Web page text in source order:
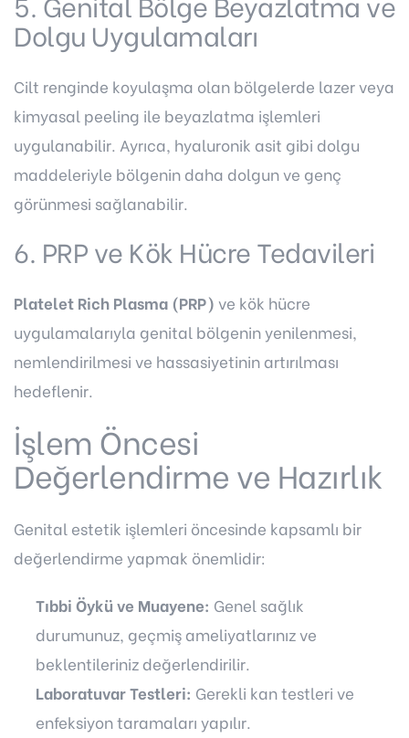
Dolgu Uygulamaları
Cilt renginde koyulaşma olan bölgelerde lazer veya
kimyasal peeling ile beyazlatma işlemleri
uygulanabilir. Ayrıca, hyaluronik asit gibi dolgu
maddeleriyle bölgenin daha dolgun ve genç
görünmesi sağlanabilir.
6. PRP ve Kök Hücre Tedavileri
Platelet Rich Plasma (PRP) ve kök hücre
uygulamalarıyla genital bölgenin yenilenmesi,
nemlendirilmesi ve hassasiyetinin artırılması
hedeflenir.
İşlem Öncesi
Değerlendirme ve Hazırlık
Genital estetik işlemleri öncesinde kapsamlı bir
değerlendirme yapmak önemlidir:
Tıbbi Öykü ve Muayene: Genel sağlık
durumunuz, geçmiş ameliyatlarınız ve
beklentileriniz değerlendirilir.
Laboratuvar Testleri: Gerekli kan testleri ve
enfeksiyon taramaları yapılır.